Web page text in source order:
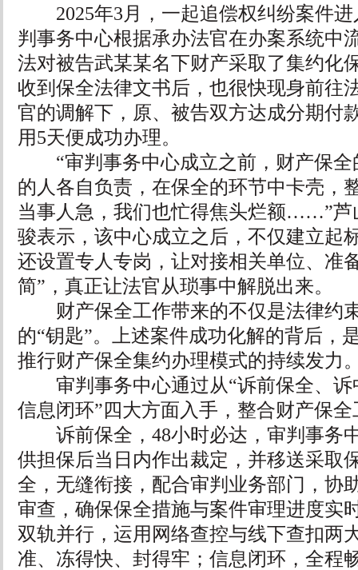
2025年3月，一起追偿权纠纷案件进
判事务中心根据承办法官在办案系统中
法对被告武某某名下财产采取了集约化
收到保全法律文书后，也很快现身前往
官的调解下，原、被告双方达成分期付
用5天便成功办理。
“审判事务中心成立之前，财产保全
的人各自负责，在保全的环节中卡壳，
当事人急，我们也忙得焦头烂额……”芦
骏表示，该中心成立之后，不仅建立起
还设置专人专岗，让对接相关单位、准
简”，真正让法官从琐事中解脱出来。
财产保全工作带来的不仅是法律约
的“钥匙”。上述案件成功化解的背后，
推行财产保全集约办理模式的持续发力
审判事务中心通过从“诉前保全、诉
信息闭环”四大方面入手，整合财产保全
诉前保全，48小时必达，审判事务
供担保后当日内作出裁定，并移送采取
全，无缝衔接，配合审判业务部门，协
审查，确保保全措施与案件审理进度实
双轨并行，运用网络查控与线下查扣两
准、冻得快、封得牢；信息闭环，全程